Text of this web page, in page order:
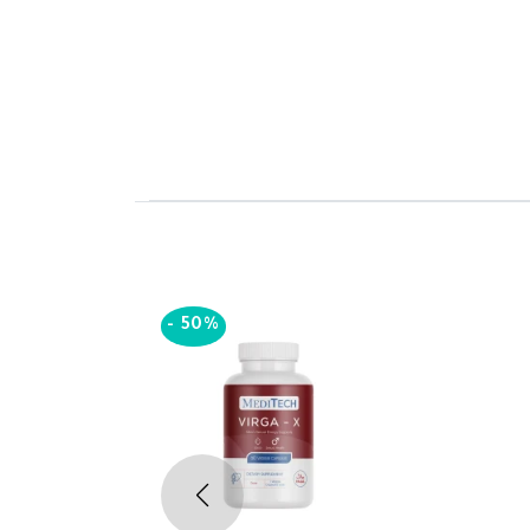
50%
-